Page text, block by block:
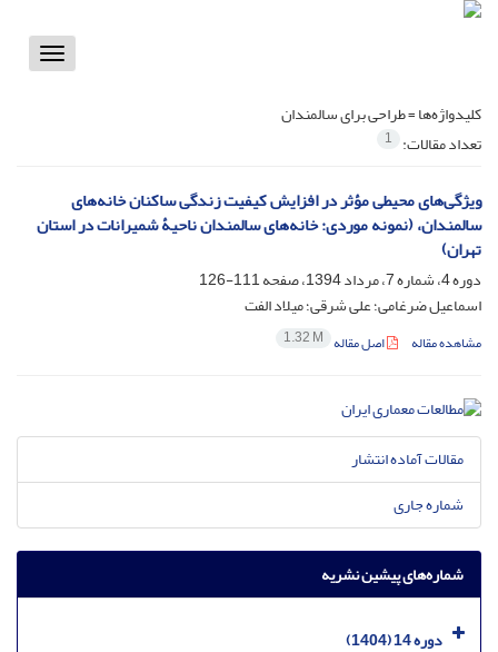
Toggle
کلیدواژه‌ها =طراحی برای سالمندان
تعداد مقالات: 1
ویژگی‌های محیطی مؤثر در افزایش کیفیت زندگی ساکنان خانه‌های
سالمندان، (نمونه موردی: خانه‌های سالمندان ناحیۀ شمیرانات در استان
تهران)
دوره 4، شماره 7، مرداد 1394، صفحه
111-126
اسماعیل ضرغامی؛ علی شرقی؛ میلاد الفت
مشاهده مقاله اصل مقاله 1.32 M
مقالات آماده انتشار
شماره جاری
شماره‌های پیشین نشریه
دوره 14 (1404)